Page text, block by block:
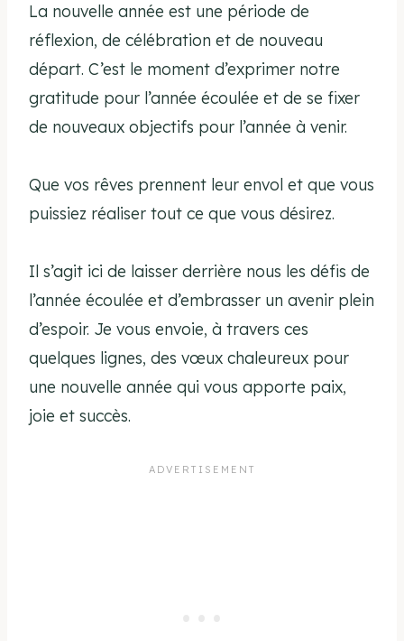
La nouvelle année est une période de
réflexion, de célébration et de nouveau
départ. C’est le moment d’exprimer notre
gratitude pour l’année écoulée et de se fixer
de nouveaux objectifs pour l’année à venir.
Que vos rêves prennent leur envol et que vous
puissiez réaliser tout ce que vous désirez.
Il s’agit ici de laisser derrière nous les défis de
l’année écoulée et d’embrasser un avenir plein
d’espoir. Je vous envoie, à travers ces
quelques lignes, des vœux chaleureux pour
une nouvelle année qui vous apporte paix,
joie et succès.